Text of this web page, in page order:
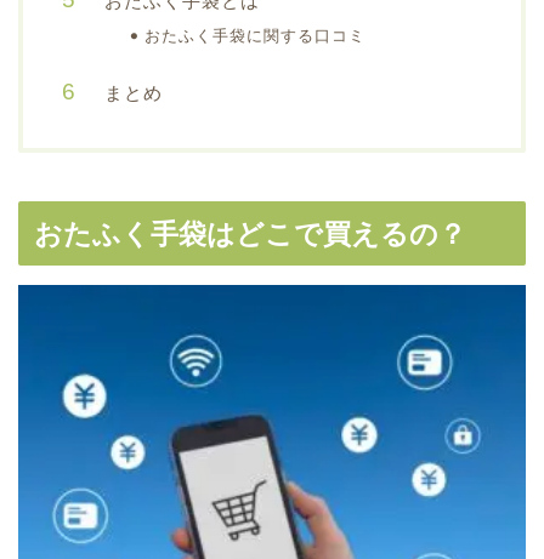
おたふく手袋に関する口コミ
まとめ
おたふく手袋はどこで買えるの？